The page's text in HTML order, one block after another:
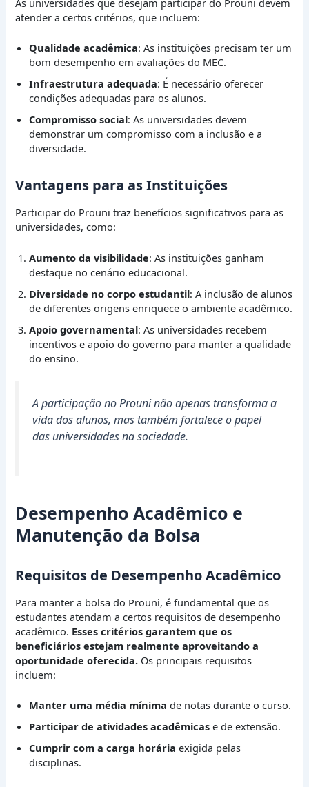
atender a certos critérios, que incluem:
Qualidade acadêmica: As instituições precisam ter um
bom desempenho em avaliações do MEC.
Infraestrutura adequada: É necessário oferecer
condições adequadas para os alunos.
Compromisso social: As universidades devem
demonstrar um compromisso com a inclusão e a
diversidade.
Vantagens para as Instituições
Participar do Prouni traz benefícios significativos para as
universidades, como:
Aumento da visibilidade: As instituições ganham
destaque no cenário educacional.
Diversidade no corpo estudantil: A inclusão de alunos
de diferentes origens enriquece o ambiente acadêmico.
Apoio governamental: As universidades recebem
incentivos e apoio do governo para manter a qualidade
do ensino.
A participação no Prouni não apenas transforma a
vida dos alunos, mas também fortalece o papel
das universidades na sociedade.
Desempenho Acadêmico e
Manutenção da Bolsa
Requisitos de Desempenho Acadêmico
Para manter a bolsa do Prouni, é fundamental que os
estudantes atendam a certos requisitos de desempenho
acadêmico. Esses critérios garantem que os
beneficiários estejam realmente aproveitando a
oportunidade oferecida. Os principais requisitos
incluem:
Manter uma média mínima de notas durante o curso.
Participar de atividades acadêmicas e de extensão.
Cumprir com a carga horária exigida pelas
disciplinas.